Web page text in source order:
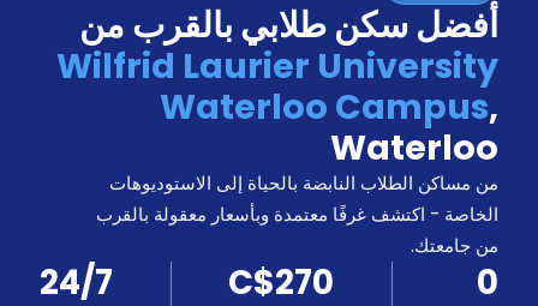
حجز
السكن
من
نحن؟
المدونة
أخبر
أصدقائك
و
اكسب
كن
شريكا
الدعم
أفضل سكن طلابي بالقرب من
Wilfrid Laurier University
Waterloo Campus,
Waterloo
من مساكن الطلاب النابضة بالحياة إلى الاستوديوهات
الخاصة - اكتشف غرفًا معتمدة وبأسعار معقولة بالقرب
من جامعتك.
0
C$270
24/7